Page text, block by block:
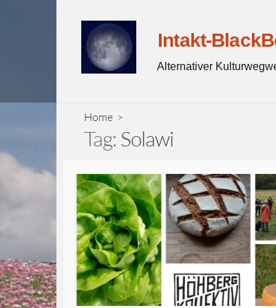
Intakt-
Alternativer
Home >
Tag: Solawi